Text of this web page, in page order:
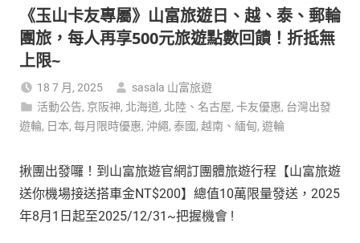
《玉山卡友專屬》山富旅遊日、越、泰、郵輪
團旅，每人再享500元旅遊點數回饋！折抵無
上限~
18 7 月, 2025
sasala 山富旅遊
活動公告, 京阪神, 北海道, 北陸、名古屋,卡友優惠, 台灣出發
遊輪, 日本, 每月限時優惠, 沖繩, 泰國, 越南、緬甸, 遊輪
揪團出發囉！到山富旅遊官網訂團體旅遊行程【山富旅遊
送你機場接送搭車金NT$200】總值10萬限量發送，2025
年8月1日起至2025/12/31~把握機會 !